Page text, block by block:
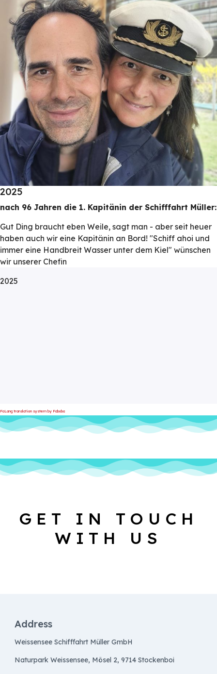
2025
nach 96 Jahren die 1. Kapitänin der Schifffahrt Müller:
Gut Ding braucht eben Weile, sagt man - aber seit heuer
haben auch wir eine Kapitänin an Bord! "Schiff ahoi und
immer eine Handbreit Wasser unter dem Kiel" wünschen
wir unserer Chefin
2025
FaLang translation system by Faboba
GET IN TOUCH
WITH US
Address
Weissensee Schifffahrt Müller GmbH
Naturpark Weissensee, Mösel 2, 9714 Stockenboi